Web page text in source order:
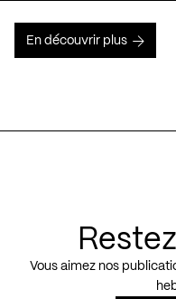
En découvrir plus
Vous aimez nos